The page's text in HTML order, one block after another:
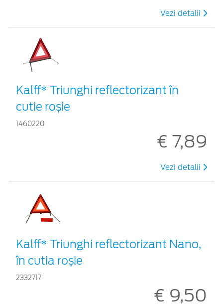
Vezi detalii
Kalff* Triunghi reflectorizant în
cutie roșie
1460220
€ 7,89
Vezi detalii
Kalff* Triunghi reflectorizant Nano,
în cutia roșie
2332717
€ 9,50